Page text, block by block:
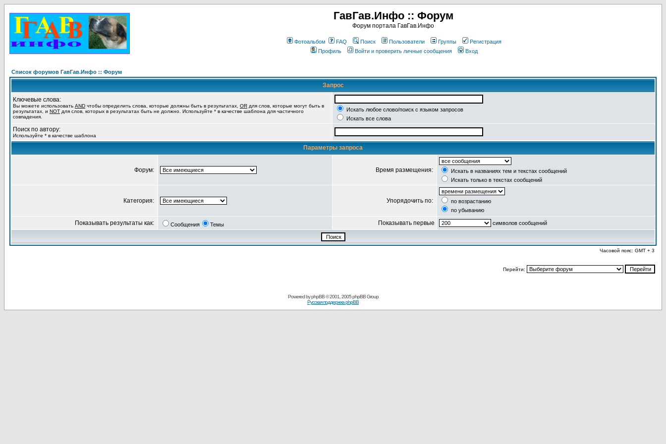
ГавГав.Инфо :: Форум
Форум портала ГавГав.Инфо
Фотоальбом FAQ Поиск Пользователи Группы
Регистрация
Профиль
Войти и проверить личные сообщения Вход
Список форумов ГавГав.Инфо :: Форум
Запрос
Ключевые слова:
Вы можете использовать AND чтобы определить слова, которые должны быть в результатах, OR для слов, которые могут быть в
результатах, и NOT для слов, которых в результатах быть не должно. Используйте * в качестве шаблона для частичного
совпадения.
Искать любое слово/поиск с языком запросов
Искать все слова
Поиск по автору:
Используйте * в качестве шаблона
Параметры запроса
Форум: Время размещения:
Искать в названиях тем и текстах сообщений
Искать только в текстах сообщений
Категория: Упорядочить по:
по возрастанию
по убыванию
Показывать результаты как: Сообщения Темы Показывать первые символов сообщений
Часовой пояс: GMT + 3
Перейти:
Powered byphpBB© 2001, 2005 phpBB Group
Русская поддержка phpBB